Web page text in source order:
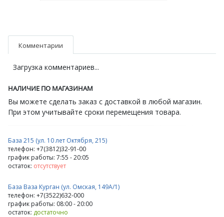
Комментарии
Загрузка комментариев...
НАЛИЧИЕ ПО МАГАЗИНАМ
Вы можете сделать заказ с доставкой в любой магазин.
При этом учитывайте сроки перемещения товара.
База 215 (ул. 10 лет Октября, 215)
телефон: +7(3812)32-91-00
график работы: 7:55 - 20:05
остаток: отсутствует
База Ваза Курган (ул. Омская, 149А/1)
телефон: +7(3522)632-000
график работы: 08:00 - 20:00
остаток: достаточно